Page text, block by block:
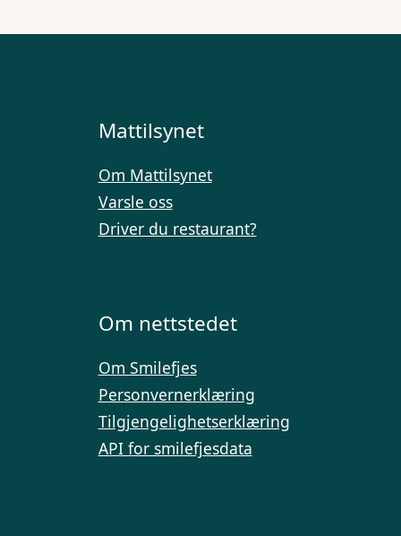
Mattilsynet
Om Mattilsynet
Varsle oss
Driver du restaurant?
Om nettstedet
Om Smilefjes
Personvernerklæring
Tilgjengelighetserklæring
API for smilefjesdata